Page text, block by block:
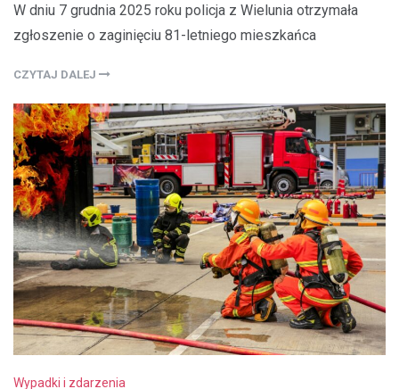
W dniu 7 grudnia 2025 roku policja z Wielunia otrzymała
zgłoszenie o zaginięciu 81-letniego mieszkańca
CZYTAJ DALEJ
Wypadki i zdarzenia